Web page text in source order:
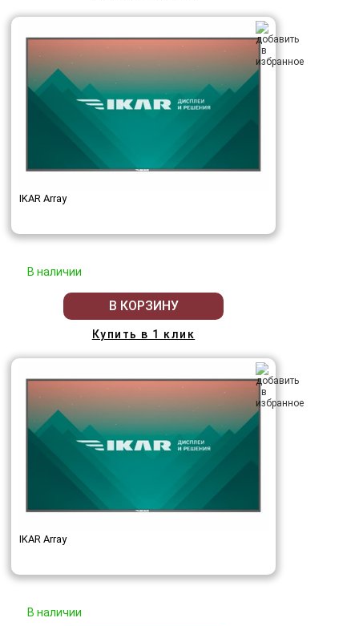
IKAR Array
В наличии
В КОРЗИНУ
Купить в 1 клик
IKAR Array
В наличии